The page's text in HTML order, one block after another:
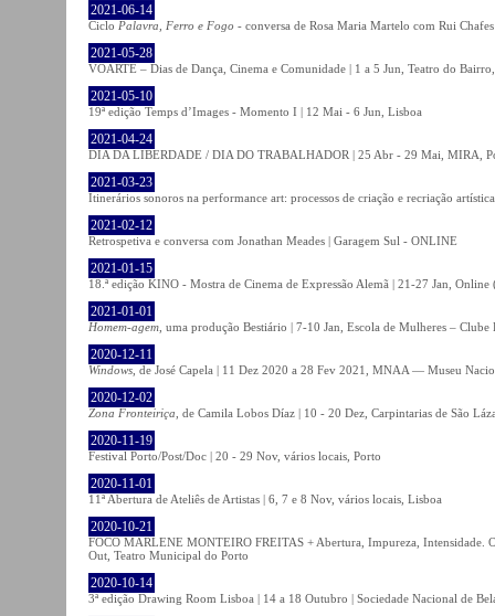
2021-06-14
Ciclo Palavra, Ferro e Fogo - conversa de Rosa Maria Martelo com Rui
2021-05-28
VOARTE – Dias de Dança, Cinema e Comunidade | 1 a 5 Jun, Teatro do
2021-05-10
19ª edição Temps d’Images - Momento I | 12 Mai - 6 Jun, Lisboa
2021-04-24
DIA DA LIBERDADE / DIA DO TRABALHADOR | 25 Abr - 29 Mai, MIRA,
2021-03-23
Itinerários sonoros na performance art: processos de criação e recriação
2021-02-12
Retrospetiva e conversa com Jonathan Meades | Garagem Sul - ONLINE
2021-01-15
18.ª edição KINO - Mostra de Cinema de Expressão Alemã | 21-27 Jan,
2021-01-01
Homem-agem , uma produção Bestiário | 7-10 Jan, Escola de Mulheres – Clube
2020-12-11
Windows , de José Capela | 11 Dez 2020 a 28 Fev 2021, MNAA — Museu
2020-12-02
Zona Fronteiriça , de Camila Lobos Díaz | 10 - 20 Dez, Carpintarias de São
2020-11-19
Festival Porto/Post/Doc | 20 - 29 Nov, vários locais, Porto
2020-11-01
11ª Abertura de Ateliês de Artistas | 6, 7 e 8 Nov, vários locais, Lisboa
2020-10-21
FOCO MARLENE MONTEIRO FREITAS + Abertura, Impureza, Intensidade.
Out, Teatro Municipal do Porto
2020-10-14
3ª edição Drawing Room Lisboa | 14 a 18 Outubro | Sociedade Nacional de